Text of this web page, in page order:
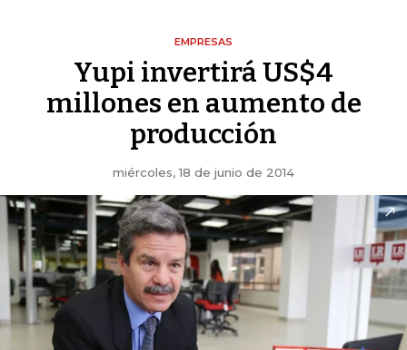
EMPRESAS
Yupi invertirá US$4
millones en aumento de
producción
miércoles, 18 de junio de 2014